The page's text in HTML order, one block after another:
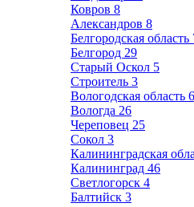
Ковров 8
Александров 8
Белгородская область
Белгород 29
Старый Оскол 5
Строитель 3
Вологодская область
Вологда 26
Череповец 25
Сокол 3
Калининградская
Калининград 46
Светлогорск 4
Балтийск 3